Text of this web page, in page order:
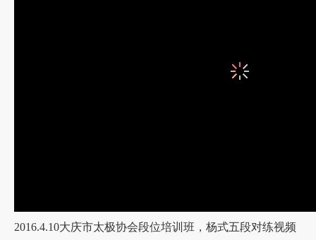
腰要柔，腿要活，拳脚舞动赛流星;裆要站，鼎要拿
2016.4.10大庆市太极协会段位培训班，杨式五段对练视频